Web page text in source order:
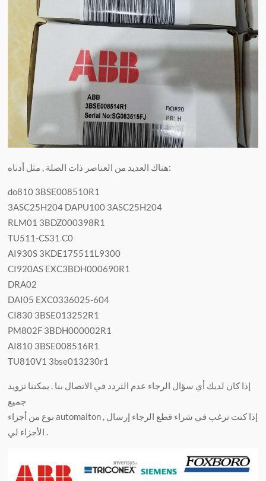
هناك العديد من العناصر ذات الصلة , مثل أدناه:
do810 3BSE008510R1
3ASC25H204 DAPU100 3ASC25H204
RLM01 3BDZ000398R1
TU511-CS31 C0
AI930S 3KDE175511L9300
CI920AS EXC3BDH000690R1
DRA02
DAI05 EXC0336025-604
CI830 3BSE013252R1
PM802F 3BDH000002R1
AI810 3BSE008516R1
TU810V1 3bse013230r1
إذا كان لديك أي سؤال الرجاء عدم التردد في الاتصال بنا . يمكننا تزويد
جميع
نوع من أجزاء automaiton , إذا كنت ترغب في شراء قطع الرجاء إرسال
الأجزاء لي .